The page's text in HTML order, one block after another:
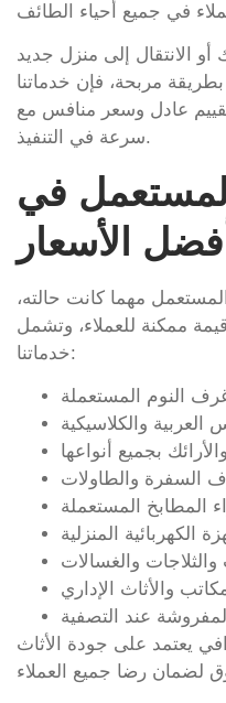
الانتقال إلى منزل جديد
مربحة، فإن خدماتنا
عادل وسعر منافس مع
سرعة في التنفيذ.
في
الأسعار
مهما كانت حالته،
ممكنة للعملاء، وتشمل
خدماتنا:
يعتمد على جودة الأثاث